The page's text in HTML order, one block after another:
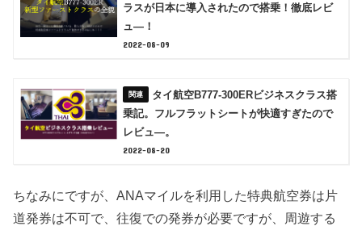
ラスが日本に導入されたので搭乗！徹底レビ
ュ―！
2022-08-09
タイ航空B777-300ERビジネスクラス搭
乗記。フルフラットシートが快適すぎたので
レビュ―。
2022-08-20
ちなみにですが、ANAマイルを利用した特典航空券は片
道発券は不可で、往復での発券が必要ですが、周遊する